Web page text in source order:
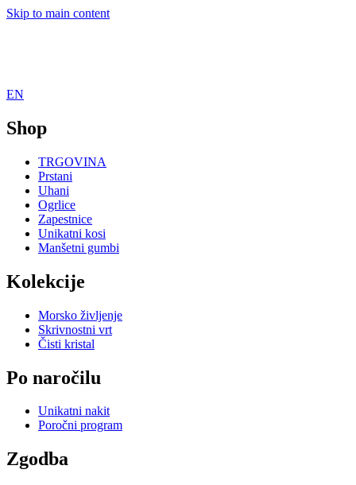
Skip to main content
EN
Shop
TRGOVINA
Prstani
Uhani
Ogrlice
Zapestnice
Unikatni kosi
Manšetni gumbi
Kolekcije
Morsko življenje
Skrivnostni vrt
Čisti kristal
Po naročilu
Unikatni nakit
Poročni program
Zgodba